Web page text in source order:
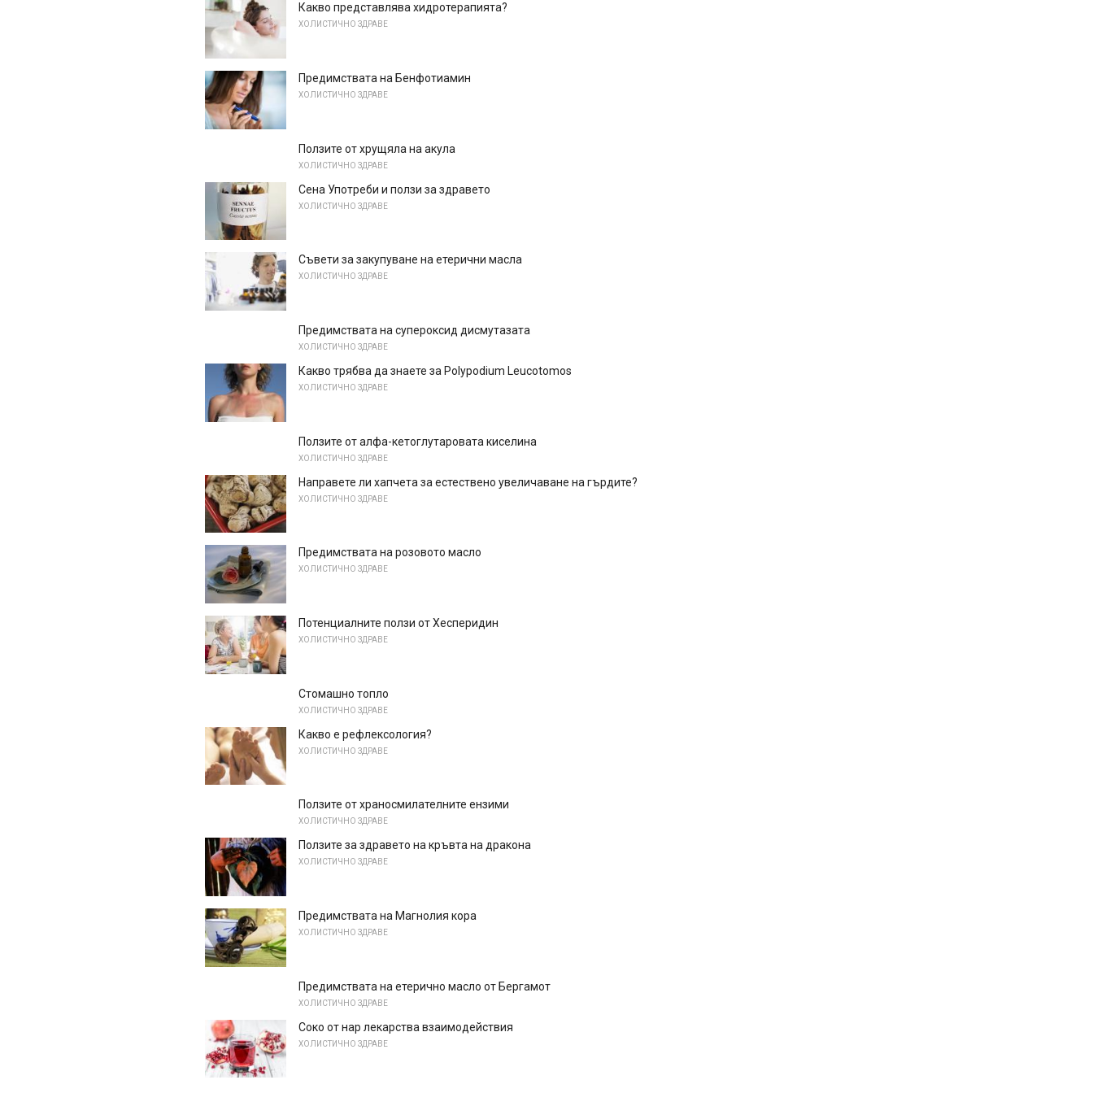
Какво представлява хидротерапията?
ХОЛИСТИЧНО ЗДРАВЕ
Предимствата на Бенфотиамин
ХОЛИСТИЧНО ЗДРАВЕ
Ползите от хрущяла на акула
ХОЛИСТИЧНО ЗДРАВЕ
Сена Употреби и ползи за здравето
ХОЛИСТИЧНО ЗДРАВЕ
Съвети за закупуване на етерични масла
ХОЛИСТИЧНО ЗДРАВЕ
Предимствата на супероксид дисмутазата
ХОЛИСТИЧНО ЗДРАВЕ
Какво трябва да знаете за Polypodium Leucotomos
ХОЛИСТИЧНО ЗДРАВЕ
Ползите от алфа-кетоглутаровата киселина
ХОЛИСТИЧНО ЗДРАВЕ
Направете ли хапчета за естествено увеличаване на гърдите?
ХОЛИСТИЧНО ЗДРАВЕ
Предимствата на розовото масло
ХОЛИСТИЧНО ЗДРАВЕ
Потенциалните ползи от Хесперидин
ХОЛИСТИЧНО ЗДРАВЕ
Стомашно топло
ХОЛИСТИЧНО ЗДРАВЕ
Какво е рефлексология?
ХОЛИСТИЧНО ЗДРАВЕ
Ползите от храносмилателните ензими
ХОЛИСТИЧНО ЗДРАВЕ
Ползите за здравето на кръвта на дракона
ХОЛИСТИЧНО ЗДРАВЕ
Предимствата на Магнолия кора
ХОЛИСТИЧНО ЗДРАВЕ
Предимствата на етерично масло от Бергамот
ХОЛИСТИЧНО ЗДРАВЕ
Соко от нар лекарства взаимодействия
ХОЛИСТИЧНО ЗДРАВЕ